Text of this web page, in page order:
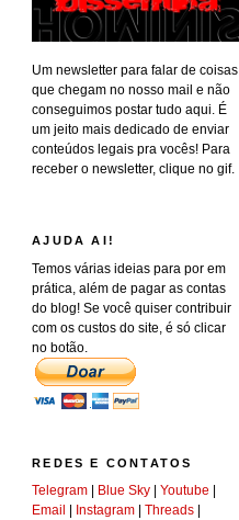
Um newsletter para falar de coisas
que chegam no nosso mail e não
conseguimos postar tudo aqui. É
um jeito mais dedicado de enviar
conteúdos legais pra vocês! Para
receber o newsletter, clique no gif.
AJUDA AI!
Temos várias ideias para por em
prática, além de pagar as contas
do blog! Se você quiser contribuir
com os custos do site, é só clicar
no botão.
REDES E CONTATOS
Telegram | Blue Sky |Youtube |
Email | Instagram |Threads |